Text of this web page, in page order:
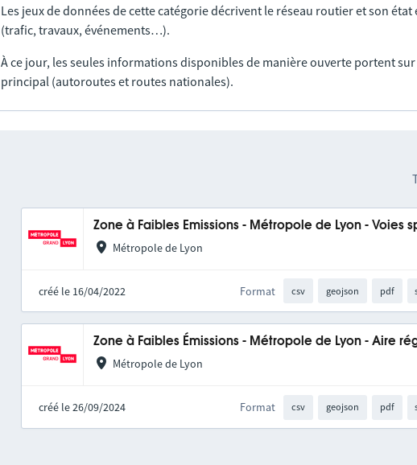
Les jeux de données de cette catégorie décrivent le réseau routier et son état
(trafic, travaux, événements…).
À ce jour, les seules informations disponibles de manière ouverte portent
principal (autoroutes et routes nationales).
Zone à Faibles Emissions - Métropole de Lyon - Voies
Métropole de Lyon
créé le 16/04/2022 Format csv geojson pdf
Zone à Faibles Émissions - Métropole de Lyon - Aire
Métropole de Lyon
créé le 26/09/2024 Format csv geojson pdf